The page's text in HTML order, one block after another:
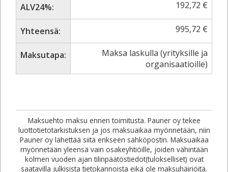
ALV24%: 192,72 €
Yhteensä: 995,72 €
Maksutapa:
Maksa laskulla (yrityksille ja
organisaatioille)
Maksuehto maksu ennen toimitusta. Pauner oy tekee
luottotietotarkistuksen ja jos maksuaikaa myönnetään, niin
Pauner oy lähettää siitä erikseen sähköpostin. Maksuaikaa
myönnetään yleensä vain osakeyhtiöille, joiden vähintään
kolmen vuoden ajan tilinpäätöstiedot(tulokselliset) ovat
saatavilla julkisista tietokannoista eikä ole maksuhäiriöitä.